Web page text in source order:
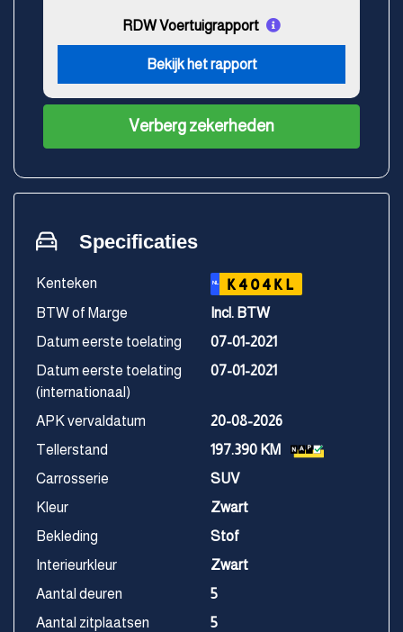
RDW Voertuigrapport
Bekijk het rapport
Verberg zekerheden
Specificaties
Kenteken NL K404KL
BTW of Marge
Incl. BTW
Datum eerste toelating
07-01-2021
Datum eerste toelating
(internationaal)
07-01-2021
APK vervaldatum
20-08-2026
Tellerstand
197.390 KM
Carrosserie
SUV
Kleur
Zwart
Bekleding
Stof
Interieurkleur
Zwart
Aantal deuren
5
Aantal zitplaatsen
5